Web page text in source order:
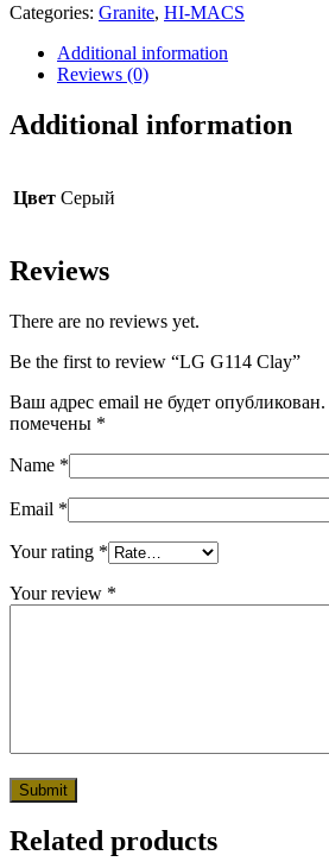
Categories: Granite, HI-MACS
Additional information
Reviews (0)
Additional information
Цвет Серый
Reviews
There are no reviews yet.
Be the first to review “LG G114 Clay”
Ваш адрес email не будет опубликован.
помечены *
Name *
Email *
Your rating *
Your review *
Related products